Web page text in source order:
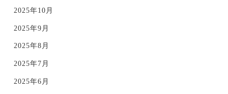
2025年10月
2025年9月
2025年8月
2025年7月
2025年6月